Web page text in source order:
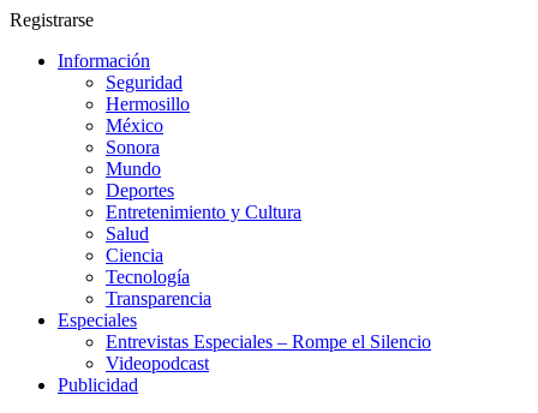
Registrarse
Información
Seguridad
Hermosillo
México
Sonora
Mundo
Deportes
Entretenimiento y Cultura
Salud
Ciencia
Tecnología
Transparencia
Especiales
Entrevistas Especiales – Rompe el Silencio
Videopodcast
Publicidad